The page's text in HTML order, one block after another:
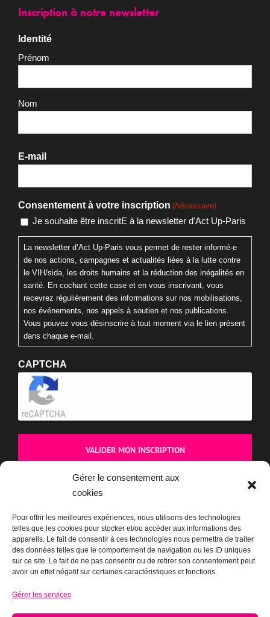
Gérer le consentement aux
cookies
Pour offrir les meilleures expériences, nous utilisons des technologies
telles que les cookies pour stocker et/ou accéder aux informations des
appareils. Le fait de consentir à ces technologies nous permettra de traiter
des données telles que le comportement de navigation ou les ID uniques
sur ce site. Le fait de ne pas consentir ou de retirer son consentement peut
avoir un effet négatif sur certaines caractéristiques et fonctions.
Gérer les services
Inscription à notre newsletter
Prénom
Nom
E-mail
Consentement à votre inscription (Nécessaire)
Je souhaite être inscritE à la newsletter d'Act Up-Paris
La newsletter d’Act Up-Paris vous permet de rester informé·e
de nos actions, campagnes et actualités liées à la lutte contre
le VIH/sida, les droits humains et la réduction des inégalités en
santé. En cochant cette case et en vous inscrivant, vous
recevrez régulièrement des informations sur nos mobilisations,
nos événements, nos appels à soutien et nos publications.
dans chaque e-mail.
CAPTCHA
BOUTIQUE